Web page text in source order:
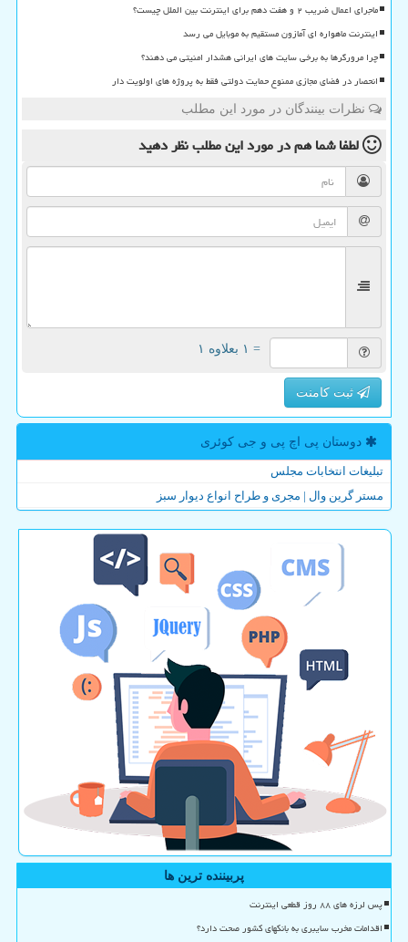
ماجرای اعمال ضریب ۲ و هفت دهم برای اینترنت بین الملل چیست؟
اینترنت ماهواره ای آمازون مستقیم به موبایل می رسد
چرا مرورگرها به برخی سایت های ایرانی هشدار امنیتی می دهند؟
انحصار در فضای مجازی ممنوع حمایت دولتی فقط به پروژه های اولویت دار
نظرات بینندگان در مورد این مطلب
لطفا شما همدر مورد این مطلبنظر دهید
= ۱ بعلاوه ۱
ثبت کامنت
دوستان پی اچ پی و جی كوئری
تبلیغات انتخابات مجلس
مستر گرین وال | مجری و طراح انواع دیوار سبز
پربیننده ترین ها
پس لرزه های ۸۸ روز قطعی اینترنت
اقدامات مخرب سایبری به بانکهای کشور صحت دارد؟